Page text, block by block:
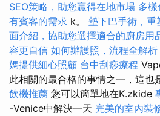
SEO策略，助您贏得在地市場 多
有賓客的需求 k。 墊下巴手術，重
面介紹，協助您選擇適合的廚房用
容更自信 如何辦護照，流程全解析
媽提供細心照顧 台中刮痧療程
此相關的最合格的事情之一，這也
飲機推薦 您可以簡單地在K.zkide
-Venice中解決一天 完美的室內裝